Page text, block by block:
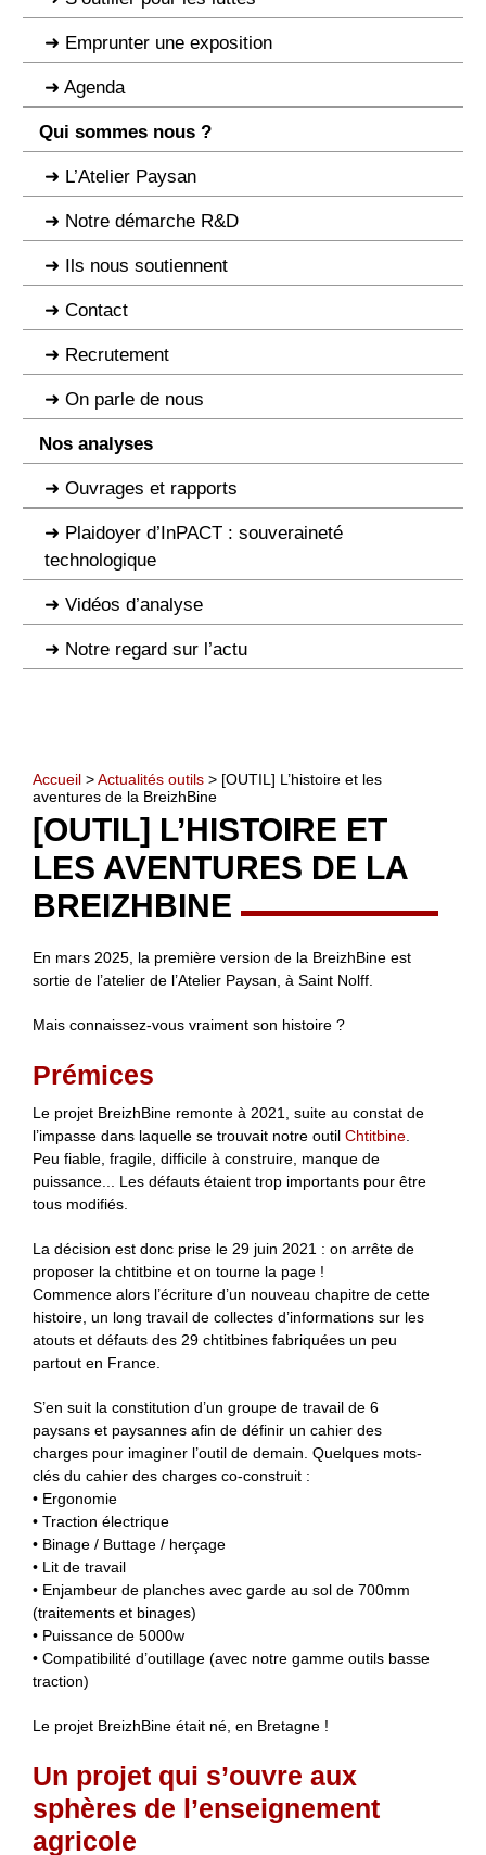
Emprunter une exposition
Agenda
Qui sommes nous ?
L’Atelier Paysan
Notre démarche R&D
Ils nous soutiennent
Contact
Recrutement
On parle de nous
Nos analyses
Ouvrages et rapports
Plaidoyer d’InPACT : souveraineté
technologique
Vidéos d’analyse
Notre regard sur l’actu
Accueil >Actualités outils > [OUTIL] L’histoire et les
aventures de la BreizhBine
[OUTIL] L’HISTOIRE ET
LES AVENTURES DE LA
BREIZHBINE
En mars 2025, la première version de la BreizhBine est
sortie de l’atelier de l’Atelier Paysan, à Saint Nolff.
Mais connaissez-vous vraiment son histoire ?
Prémices
Le projet BreizhBine remonte à 2021, suite au constat de
l’impasse dans laquelle se trouvait notre outil Chtitbine.
Peu fiable, fragile, difficile à construire, manque de
puissance... Les défauts étaient trop importants pour être
tous modifiés.
La décision est donc prise le 29 juin 2021 : on arrête de
proposer la chtitbine et on tourne la page !
Commence alors l’écriture d’un nouveau chapitre de cette
histoire, un long travail de collectes d’informations sur les
atouts et défauts des 29 chtitbines fabriquées un peu
partout en France.
S’en suit la constitution d’un groupe de travail de 6
paysans et paysannes afin de définir un cahier des
charges pour imaginer l’outil de demain. Quelques mots-
clés du cahier des charges co-construit :
• Ergonomie
• Traction électrique
• Binage / Buttage / herçage
• Lit de travail
• Enjambeur de planches avec garde au sol de 700mm
(traitements et binages)
• Puissance de 5000w
• Compatibilité d’outillage (avec notre gamme outils basse
traction)
Le projet BreizhBine était né, en Bretagne !
Un projet qui s’ouvre aux
sphères de l’enseignement
agricole